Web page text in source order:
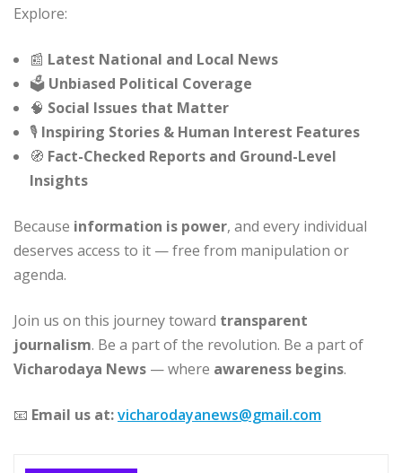
Explore:
📰 Latest National and Local News
🗳️ Unbiased Political Coverage
🧠 Social Issues that Matter
🎙️ Inspiring Stories & Human Interest Features
🧭 Fact-Checked Reports and Ground-Level
Insights
Because information is power, and every individual
deserves access to it — free from manipulation or
agenda.
Join us on this journey toward transparent
journalism. Be a part of the revolution. Be a part of
Vicharodaya News — where awareness begins.
📧 Email us at:vicharodayanews@gmail.com